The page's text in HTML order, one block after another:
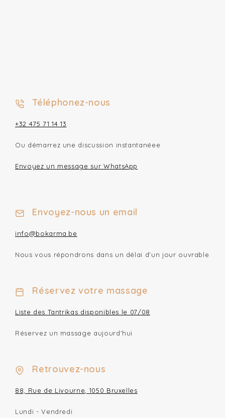
Téléphonez-nous
+32 475 71 14 13
Ou démarrez une discussion instantanéee
Envoyez un message sur WhatsApp
Envoyez-nous un email
info@bokarma.be
Nous vous répondrons dans un délai d'un jour ouvrable
Réservez votre massage
Liste des Tantrikas disponibles le 07/08
Réservez un massage aujourd'hui
Retrouvez-nous
88, Rue de Livourne, 1050 Bruxelles
Lundi - Vendredi